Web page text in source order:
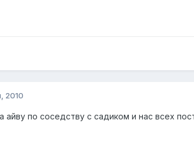
2010
айву по соседству с садиком и нас всех